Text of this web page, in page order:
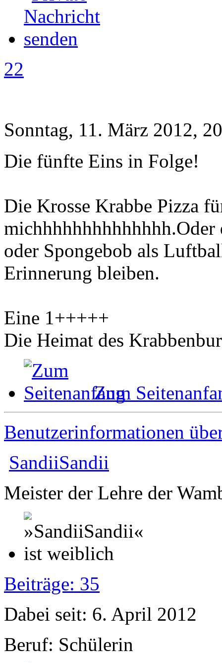
22
Sonntag, 11. März 2012,
Die fünfte Eins in Folge!
Die Krosse Krabbe Pizza
oder Spongebob als
Erinnerung bleiben.
Eine 1+++++
Die Heimat des
Zum
Benutzerinformationen
SandiiSandii
Meister der Lehre der
Beiträge: 35
Dabei seit: 6. April 2012
Beruf: Schülerin